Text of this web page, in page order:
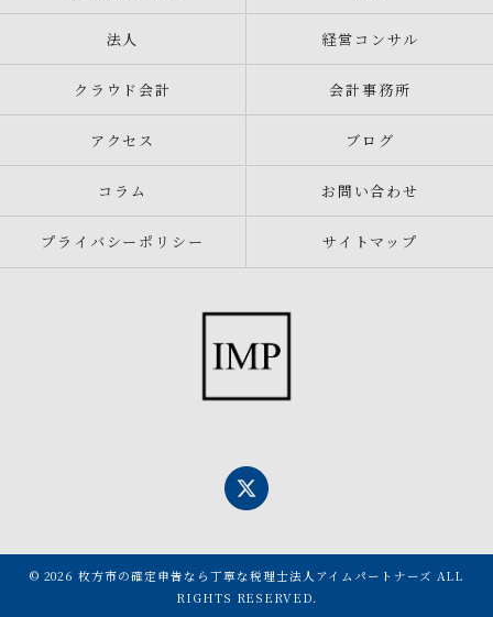
法人 経営コンサル
クラウド会計 会計事務所
アクセス ブログ
コラム お問い合わせ
プライバシーポリシー サイトマップ
© 2026 枚方市の確定申告なら丁寧な税理士法人アイムパートナーズ ALL
RIGHTS RESERVED.